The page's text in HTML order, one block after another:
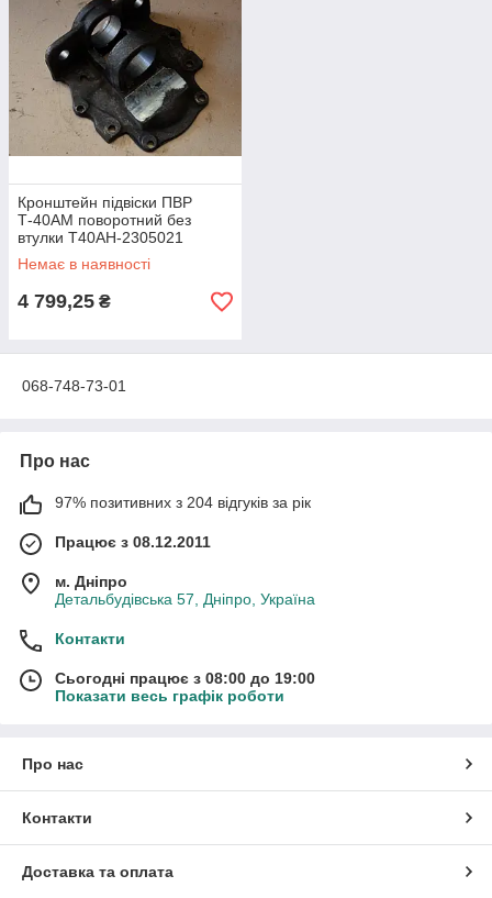
Кронштейн підвіски ПВР
Т-40АМ поворотний без
втулки Т40АН-2305021
Немає в наявності
4 799,25 ₴
068-748-73-01
Про нас
97% позитивних з 204 відгуків за рік
Працює з 08.12.2011
м. Дніпро
Детальбудівська 57, Дніпро, Україна
Контакти
Сьогодні працює з 08:00 до 19:00
Показати весь графік роботи
Про нас
Контакти
Доставка та оплата